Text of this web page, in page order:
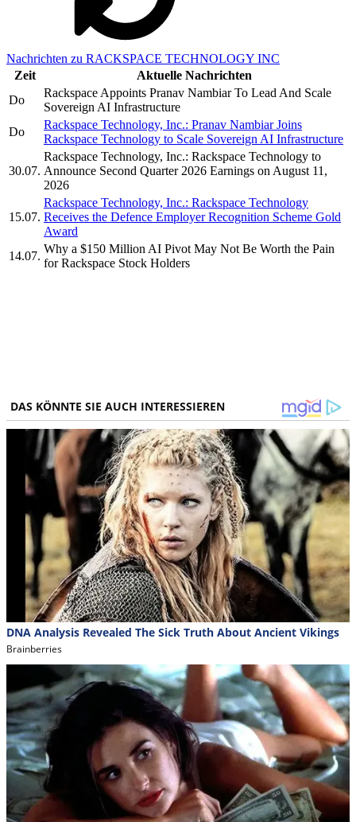
Nachrichten zu RACKSPACE TECHNOLOGY INC
Zeit
Aktuelle Nachrichten
Do
Rackspace Appoints Pranav Nambiar To Lead And Scale
Sovereign AI Infrastructure
Do
Rackspace Technology, Inc.: Pranav Nambiar Joins
Rackspace Technology to Scale Sovereign AI Infrastructure
30.07.
Rackspace Technology, Inc.: Rackspace Technology to
Announce Second Quarter 2026 Earnings on August 11,
2026
15.07.
Rackspace Technology, Inc.: Rackspace Technology
Receives the Defence Employer Recognition Scheme Gold
Award
14.07.
Why a $150 Million AI Pivot May Not Be Worth the Pain
for Rackspace Stock Holders